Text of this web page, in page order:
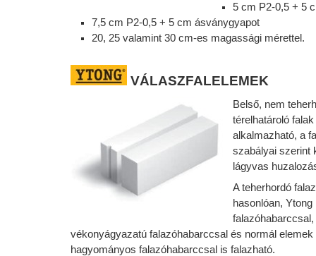
5 cm P2-0,5 + 5
7,5 cm P2-0,5 + 5 cm ásványgyapot
20, 25 valamint 30 cm-es magassági mérettel.
VÁLASZFALELEMEK
Belső, nem
térelhatároló
alkalmazható, a
szabályai szerint
lágyvas
A teherhordó
hasonlóan, Ytong
falazóhabarccsal,
vékonyágyazatú falazóhabarccsal és normál elemek
hagyományos falazóhabarccsal is falazható.